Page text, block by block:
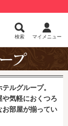
検索 マイメニュー
ルグループ。
気軽におくつろ
お部屋が揃ってい